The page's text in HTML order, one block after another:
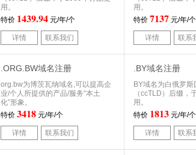
用。
特价 1439.94 元/年/个
详情 联系我们
用。
特价 7137 元/年/个
详情 联系
.ORG.BW域名注册
org.bw为博茨瓦纳域名,可以提高企
业/个人所提供的产品/服务“本土
化”形象。
特价 3418 元/年/个
详情 联系我们
.BY域名注册
BY域名为白俄罗斯
（ccTLD）后缀，
用。
特价 1813 元/年/个
详情 联系